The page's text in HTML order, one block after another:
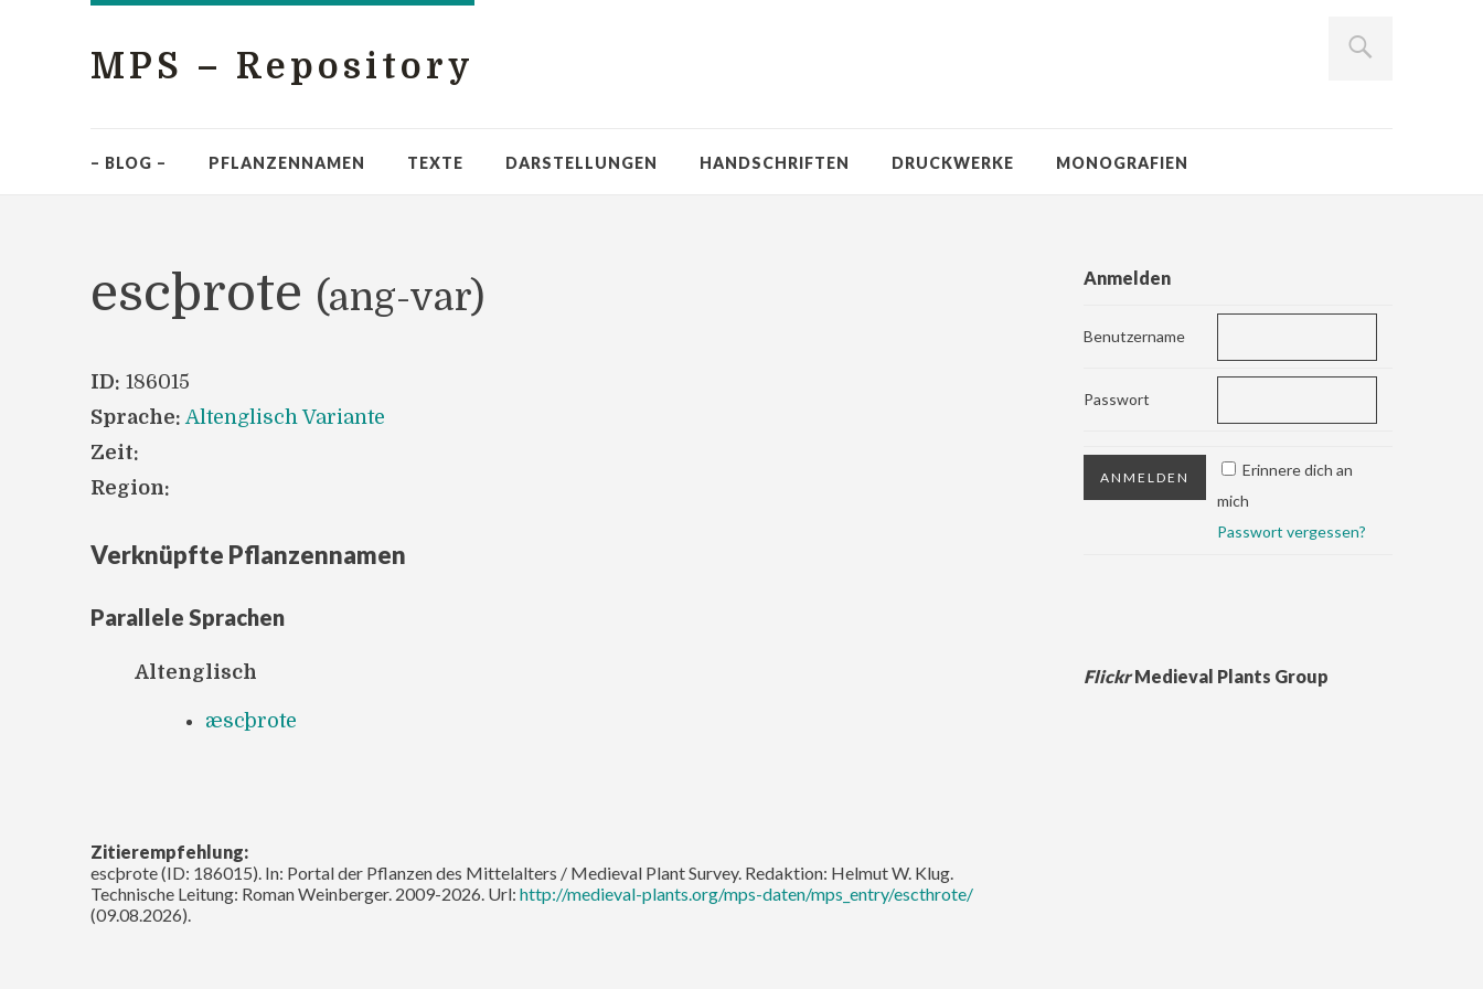
MPS – Repository
– BLOG – PFLANZENNAMEN TEXTE DARSTELLUNGEN HANDSCHRIFTEN DRUCKWERKE MONOGRAFIEN
escþrote (ang-var)
ID: 186015
Sprache: Altenglisch Variante
Zeit:
Region:
Verknüpfte Pflanzennamen
Parallele Sprachen
Altenglisch
æscþrote
Zitierempfehlung:
escþrote (ID: 186015). In: Portal der Pflanzen des Mittelalters / Medieval Plant Survey. Redaktion: Helmut W. Klug.
Technische Leitung: Roman Weinberger. 2009-2026. Url: http://medieval-plants.org/mps-daten/mps_entry/escthrote/
(09.08.2026).
Anmelden
Benutzername
Passwort
Erinnere dich an
mich
Passwort vergessen?
FlickrMedieval Plants Group